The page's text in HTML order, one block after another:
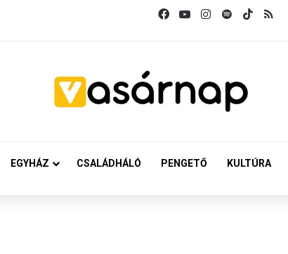
FacebookYouTubeInstagram
SpotifyTikTok
EGYHÁZ CSALÁDHÁLÓ PENGETŐ KULTÚRA